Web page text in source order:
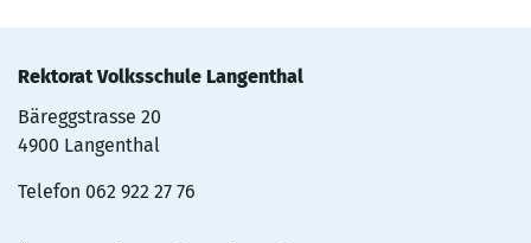
Rektorat Volksschule Langenthal
Bäreggstrasse 20
4900 Langenthal
Telefon 062 922 27 76